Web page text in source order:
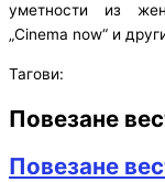
уметности из
„Cinema now“ и
Тагови:
Повезане
Повезане